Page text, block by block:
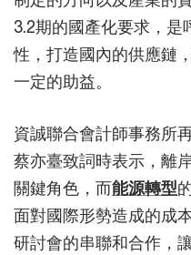
3.2期的國產化要求，
性，打造國內的供應鏈
一定的助益。
資誠聯合會計師事務所
蔡亦臺致詞時表示，離
關鍵角色，而能源轉型
面對國際形勢造成的成
研討會的串聯和合作，